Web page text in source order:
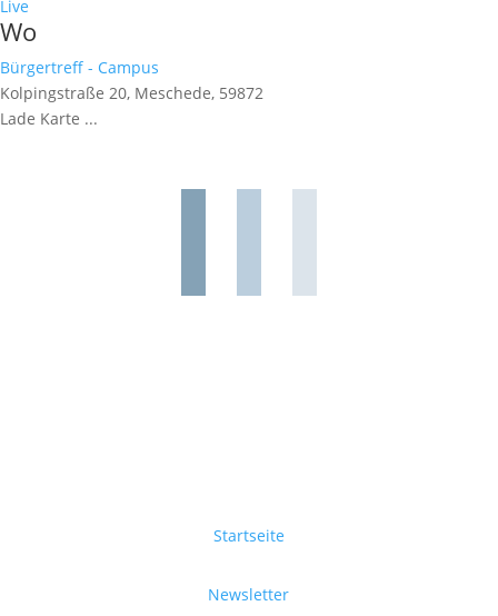
Live
Wo
Bürgertreff - Campus
Kolpingstraße 20, Meschede, 59872
Lade Karte ...
Startseite
Newsletter